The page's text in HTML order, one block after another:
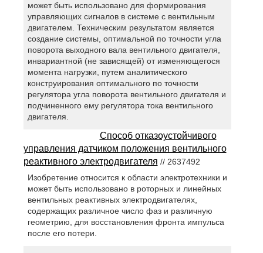
может быть использовано для формирования
управляющих сигналов в системе с вентильным
двигателем. Техническим результатом является
создание системы, оптимальной по точности угла
поворота выходного вала вентильного двигателя,
инвариантной (не зависящей) от изменяющегося
момента нагрузки, путем аналитического
конструирования оптимального по точности
регулятора угла поворота вентильного двигателя и
подчиненного ему регулятора тока вентильного
двигателя.
Способ отказоустойчивого
управления датчиком положения вентильного
реактивного электродвигателя // 2637492
Изобретение относится к области электротехники и
может быть использовано в роторных и линейных
вентильных реактивных электродвигателях,
содержащих различное число фаз и различную
геометрию, для восстановления фронта импульса
после его потери.